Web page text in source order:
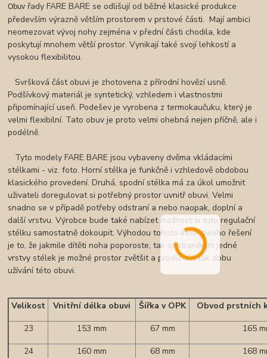
Obuv řady FARE BARE se odlišují od běžné klasické produkce
především výrazně větším prostorem v prstové části. Mají ambici
neomezovat vývoj nohy zejména v přední části chodila, kde
poskytují mnohem větší prostor. Vynikají také svojí lehkostí a
vysokou flexibilitou.
Svršková část obuvi je zhotovena z přírodní hovězí usně.
Podšívkový materiál je syntetický, vzhledem i vlastnostmi
připomínající useň. Podešev je vyrobena z termokaučuku, který je
velmi flexibilní. Tato obuv je proto velmi ohebná nejen příčně, ale i
podélně.
Tyto modely FARE BARE jsou vybaveny dvěma vkládacími
stélkami - viz. foto. Horní stélka je funkčně i vzhledově obdobou
klasického provedení. Druhá, spodní stélka má za úkol umožnit
uživateli doregulovat si potřebný prostor uvnitř obuvi. Velmi
snadno se v případě potřeby odstraní a nebo naopak, doplní a
další vrstvu. Výrobce bude také nabízet možnost si tuto regulační
stélku samostatně dokoupit. Výhodou tohoto inovativního řešení
je to, že jakmile dítěti noha poporoste, tak odstraněním jedné
vrstvy stélek je možné prostor zvětšit a prodloužit tak dobu
užívání této obuvi.
Velikost Vnitřní délka obuvi Šířka v OPK
Obvod prstních
23
153 mm 67 mm
165
24
160 mm 68 mm
168